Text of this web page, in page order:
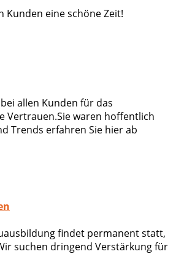
Kunden eine schöne Zeit!
allen Kunden für das
Vertrauen.Sie waren hoffentlich
Trends erfahren Sie hier ab
findet permanent statt,
suchen dringend Verstärkung für